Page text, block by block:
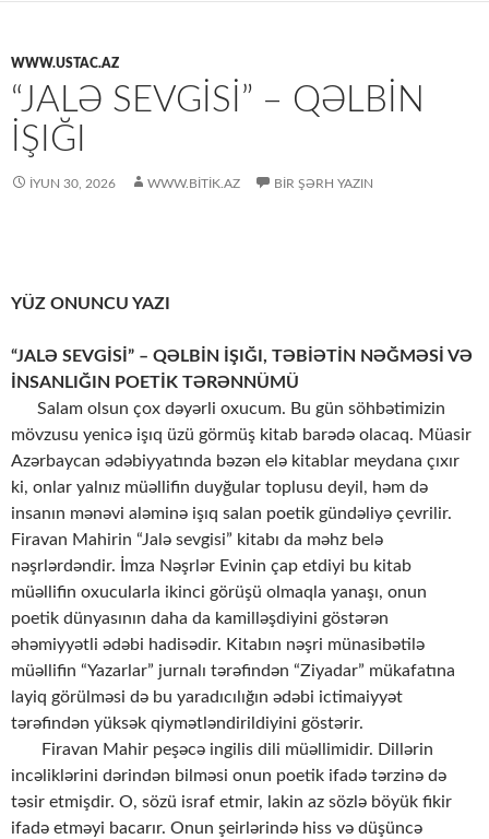
WWW.USTAC.AZ
“JALƏ SEVGİSİ” – QƏLBİN
İŞIĞI
İYUN 30, 2026 WWW.BITIK.AZ BIR ŞƏRH YAZIN
YÜZ ONUNCU YAZI
“JALƏ SEVGİSİ” – QƏLBİN İŞIĞI, TƏBİƏTİN NƏĞMƏSİ VƏ
İNSANLIĞIN POETİK TƏRƏNNÜMÜ
Salam olsun çox dəyərli oxucum. Bu gün söhbətimizin
mövzusu yenicə işıq üzü görmüş kitab barədə olacaq. Müasir
Azərbaycan ədəbiyyatında bəzən elə kitablar meydana çıxır
ki, onlar yalnız müəllifin duyğular toplusu deyil, həm də
insanın mənəvi aləminə işıq salan poetik gündəliyə çevrilir.
Firavan Mahirin “Jalə sevgisi” kitabı da məhz belə
nəşrlərdəndir. İmza Nəşrlər Evinin çap etdiyi bu kitab
müəllifin oxucularla ikinci görüşü olmaqla yanaşı, onun
poetik dünyasının daha da kamilləşdiyini göstərən
əhəmiyyətli ədəbi hadisədir. Kitabın nəşri münasibətilə
müəllifin “Yazarlar” jurnalı tərəfindən “Ziyadar” mükafatına
layiq görülməsi də bu yaradıcılığın ədəbi ictimaiyyət
tərəfindən yüksək qiymətləndirildiyini göstərir.
Firavan Mahir peşəcə ingilis dili müəllimidir. Dillərin
incəliklərini dərindən bilməsi onun poetik ifadə tərzinə də
təsir etmişdir. O, sözü israf etmir, lakin az sözlə böyük fikir
ifadə etməyi bacarır. Onun şeirlərində hiss və düşüncə